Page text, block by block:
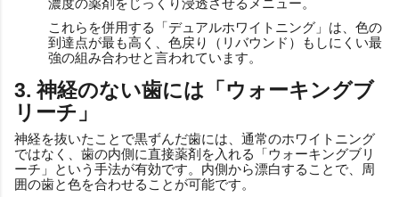
これらを併用する「デュアルホワイトニング」は、色の
到達点が最も高く、色戻り（リバウンド）もしにくい最
強の組み合わせと言われています。
3. 神経のない歯には「ウォーキングブ
リーチ」
神経を抜いたことで黒ずんだ歯には、通常のホワイトニング
ではなく、歯の内側に直接薬剤を入れる「ウォーキングブリ
ーチ」という手法が有効です。内側から漂白することで、周
囲の歯と色を合わせることが可能です。